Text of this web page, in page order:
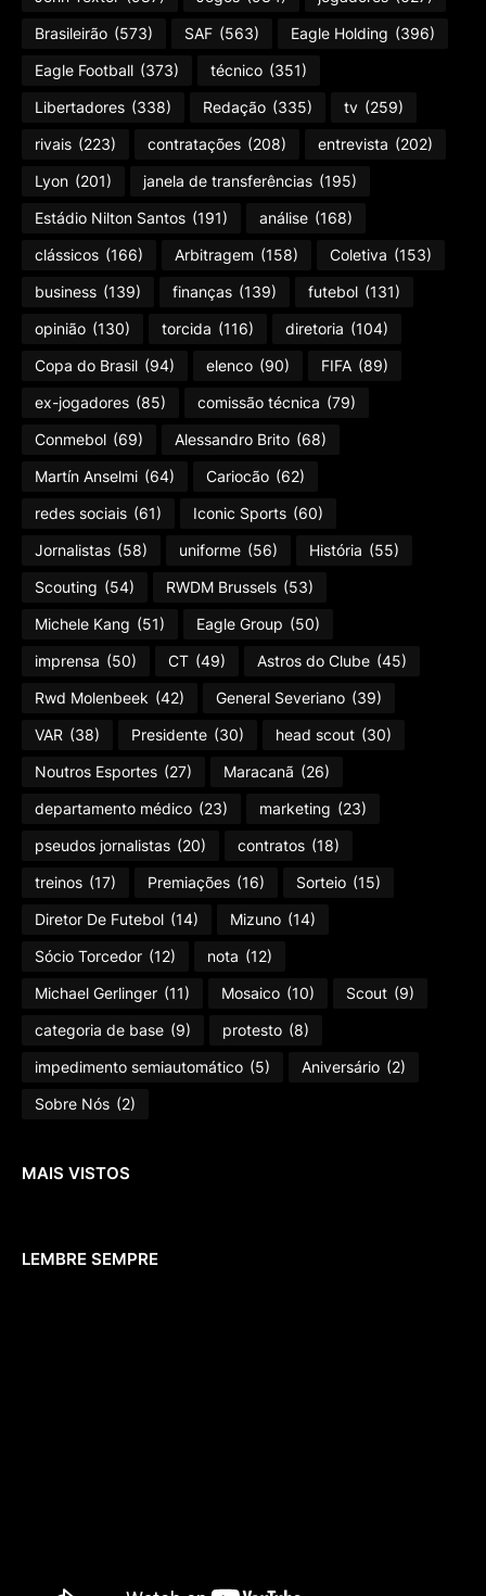
Brasileirão (573) SAF (563) Eagle Holding (396)
Eagle Football (373) técnico (351)
Libertadores (338) Redação (335) tv (259)
rivais (223) contratações (208) entrevista (202)
Lyon (201) janela de transferências (195)
Estádio Nilton Santos (191) análise (168)
clássicos (166) Arbitragem (158) Coletiva (153)
business (139) finanças (139) futebol (131)
opinião (130) torcida (116) diretoria (104)
Copa do Brasil (94) elenco (90) FIFA (89)
ex-jogadores (85) comissão técnica (79)
Conmebol (69) Alessandro Brito (68)
Martín Anselmi (64) Cariocão (62)
redes sociais (61) Iconic Sports (60)
Jornalistas (58) uniforme (56) História (55)
Scouting (54) RWDM Brussels (53)
Michele Kang (51) Eagle Group (50)
imprensa (50) CT (49) Astros do Clube (45)
Rwd Molenbeek (42) General Severiano (39)
VAR (38) Presidente (30) head scout (30)
Noutros Esportes (27) Maracanã (26)
departamento médico (23) marketing (23)
pseudos jornalistas (20) contratos (18)
treinos (17) Premiações (16) Sorteio (15)
Diretor De Futebol (14) Mizuno (14)
Sócio Torcedor (12) nota (12)
Michael Gerlinger (11) Mosaico (10) Scout (9)
categoria de base (9) protesto (8)
impedimento semiautomático (5) Aniversário (2)
Sobre Nós (2)
MAIS VISTOS
LEMBRE SEMPRE